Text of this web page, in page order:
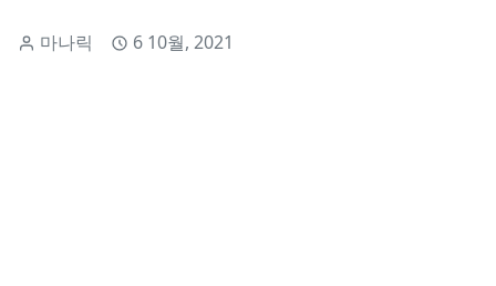
마나릭 6 10월, 2021